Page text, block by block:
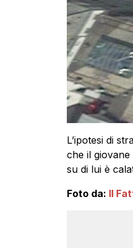
L’ipotesi di
che il
su di lui è
Foto da: Il